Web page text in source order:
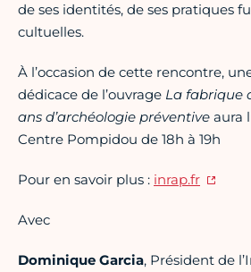
de ses identités, de ses pratiques
cultuelles.
À l’occasion de cette rencontre,
dédicace de l’ouvrage La fabrique
ans d’archéologie préventive aura
Centre Pompidou de 18h à 19h
Pour en savoir plus : inrap.fr
Avec
Dominique Garcia, Président de